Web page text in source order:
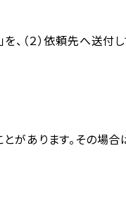
２）依頼先へ送付し
あります。その場合